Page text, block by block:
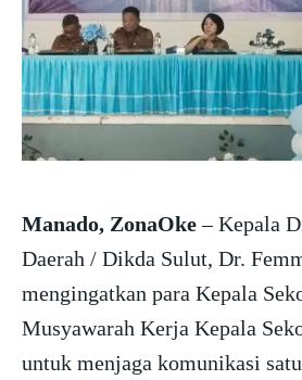
Manado, ZonaOke– Kepala
Daerah / Dikda Sulut, Dr.
mengingatkan para Kepala
Musyawarah Kerja Kepala
untuk menjaga komunikasi